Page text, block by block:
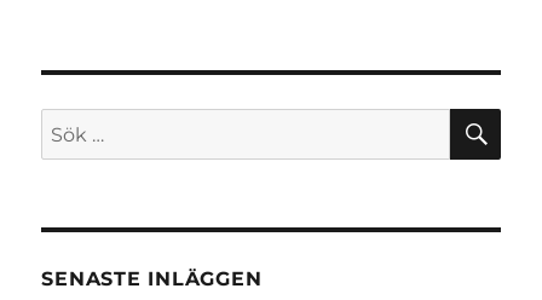
Sök
efter:
SENASTE INLÄGGEN